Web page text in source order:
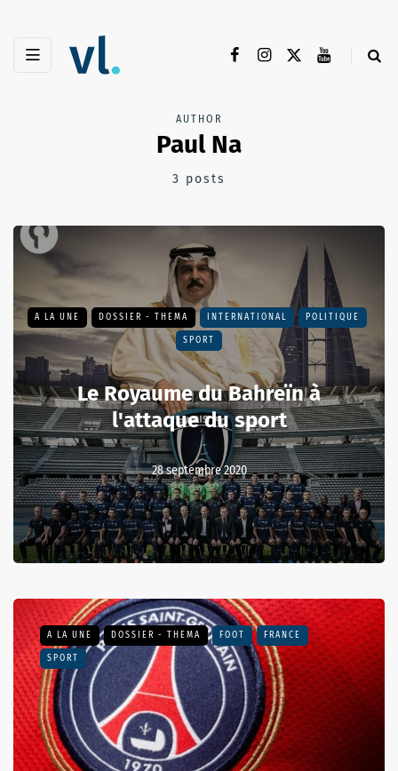
AUTHOR
Paul Na
3 posts
A LA UNE DOSSIER - THEMA INTERNATIONAL POLITIQUE
SPORT
Le Royaume du Bahreïn à
l'attaque du sport
28 septembre 2020
A LA UNE DOSSIER - THEMA FOOT FRANCE
SPORT